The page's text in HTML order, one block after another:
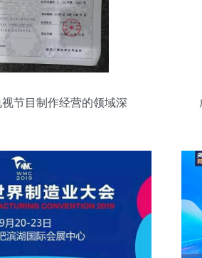
节目制作经营的领域深